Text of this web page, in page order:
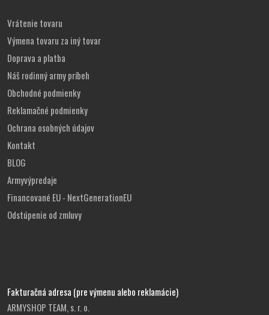
Vrátenie tovaru
Výmena tovaru za iný tovar
Doprava a platba
Náš rodinný army príbeh
Obchodné podmienky
Reklamačné podmienky
Ochrana osobných údajov
Kontakt
BLOG
Armyvýpredaje
Financované EU - NextGenerationEU
Odstúpenie od zmluvy
Fakturačná adresa (pre výmenu alebo reklamácie)
ARMYSHOP TEAM, s. r. o.